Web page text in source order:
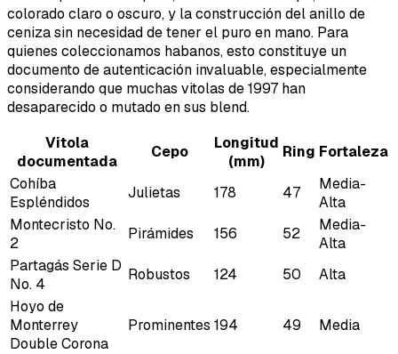
colorado claro o oscuro, y la construcción del anillo de
ceniza sin necesidad de tener el puro en mano. Para
quienes coleccionamos habanos, esto constituye un
documento de autenticación invaluable, especialmente
considerando que muchas vitolas de 1997 han
desaparecido o mutado en sus blend.
Vitola
documentada
Cepo
Longitud
(mm)
Ring Fortaleza
Cohíba
Espléndidos
Julietas 178 47
Media-
Alta
Montecristo No.
2
Pirámides 156 52
Media-
Alta
Partagás Serie D
No. 4
Robustos 124 50
Alta
Hoyo de
Monterrey
Double Corona
Prominentes 194 49 Media